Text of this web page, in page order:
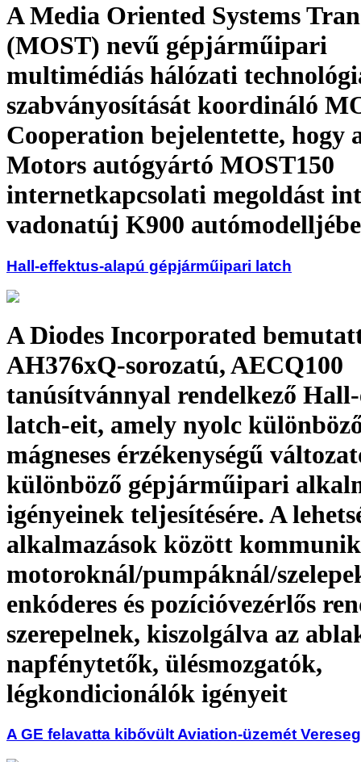
A Media Oriented Systems
(MOST) nevű gépjárműipari
multimédiás hálózati
szabványosítását koordináló
Cooperation bejelentette, hogy
Motors autógyártó MOST150
internetkapcsolati megoldást
vadonatúj K900 autómodelljébe
Hall-effektus-alapú gépjárműipari latch
A Diodes Incorporated
AH376xQ-sorozatú, AECQ100
tanúsítvánnyal rendelkező
latch-eit, amely nyolc
mágneses érzékenységű
különböző gépjárműipari
igényeinek teljesítésére. A
alkalmazások között
motoroknál/pumpáknál/
enkóderes és pozícióvezérlős
szerepelnek, kiszolgálva az
napfénytetők, ülésmozgatók,
légkondicionálók igényeit
A GE felavatta kibővült Aviation-üzemét